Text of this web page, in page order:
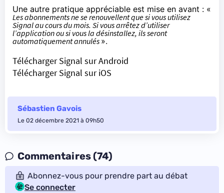
Une autre pratique appréciable est mise en avant : «
Les abonnements ne se renouvellent que si vous utilisez
Signal au cours du mois. Si vous arrêtez d’utiliser
l’application ou si vous la désinstallez, ils seront
automatiquement annulés ».
Télécharger Signal sur Android
Télécharger Signal sur iOS
Sébastien Gavois
Le 02 décembre 2021 à 09h50
Commentaires (74)
Abonnez-vous pour prendre part au débat
Se connecter